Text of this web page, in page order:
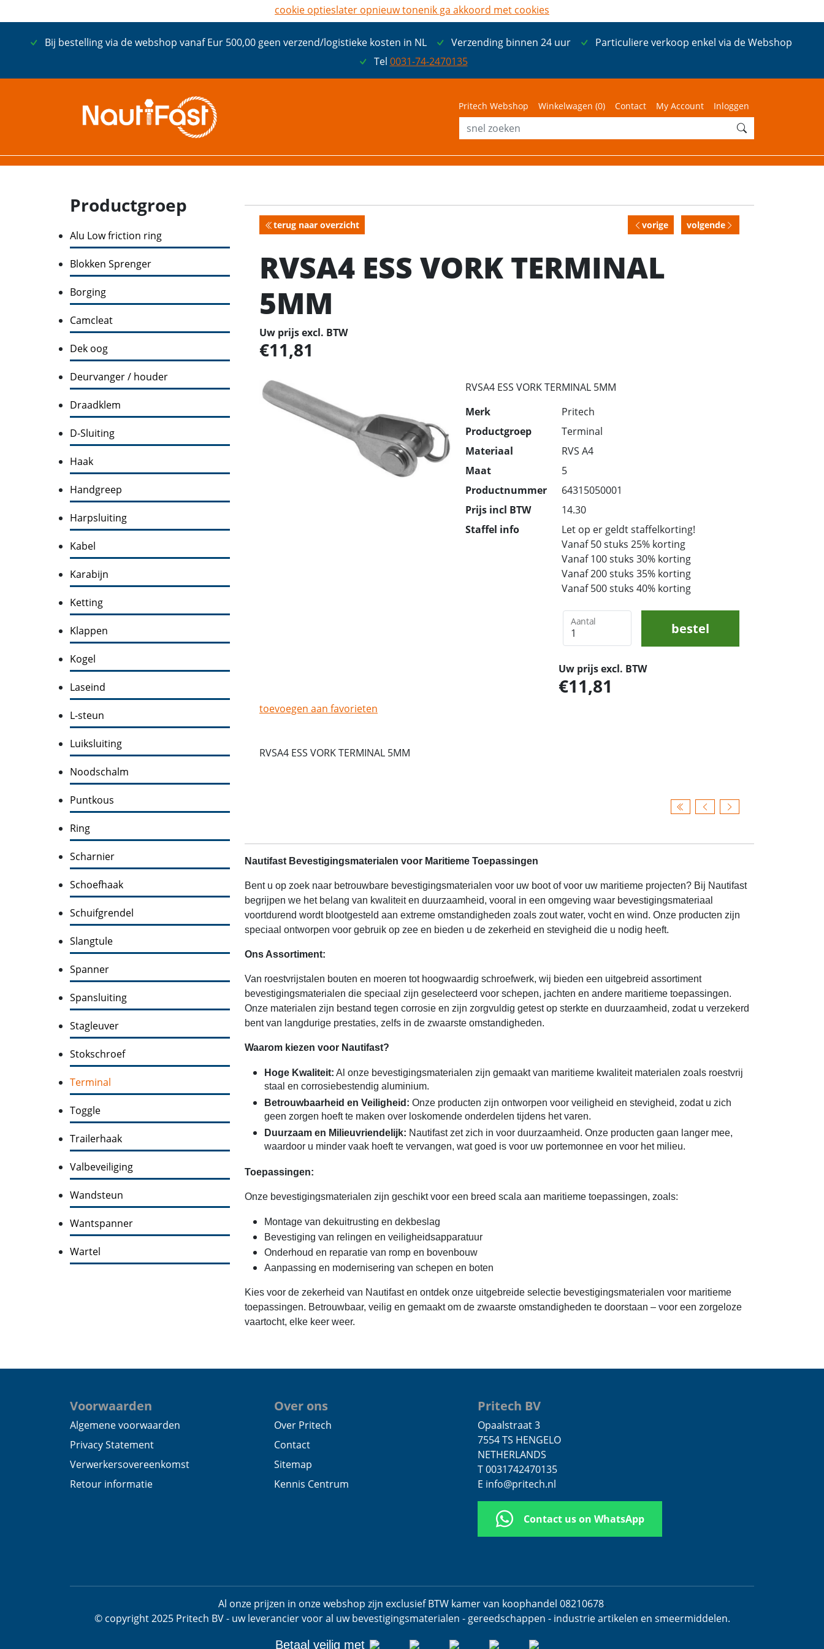
Bij bestelling via de webshop vanaf Eur 500,00 geen verzend/logistieke kosten in NL Verzending binnen 24 uur
Particuliere verkoop enkel via de Webshop
Tel 0031-74-2470135
Pritech Webshop Winkelwagen (0) Contact My Account Inloggen
Productgroep
Alu Low friction ring
Blokken Sprenger
Borging
Camcleat
Dek oog
Deurvanger / houder
Draadklem
D-Sluiting
Haak
Handgreep
Harpsluiting
Kabel
Karabijn
Ketting
Klappen
Kogel
Laseind
L-steun
Luiksluiting
Noodschalm
Puntkous
Ring
Scharnier
Schoefhaak
Schuifgrendel
Slangtule
Spanner
Spansluiting
Stagleuver
Stokschroef
Terminal
Toggle
Trailerhaak
Valbeveiliging
Wandsteun
Wantspanner
Wartel
terug naar overzicht vorige volgende
RVSA4 ESS VORK TERMINAL
5MM
Uw prijs excl. BTW
11,81
RVSA4 ESS VORK TERMINAL 5MM
Merk
Pritech
Productgroep
Terminal
Materiaal
RVS A4
Maat
5
Productnummer
64315050001
Prijs incl BTW
14.30
Staffel info
Let op er geldt staffelkorting!
Vanaf 50 stuks 25% korting
Vanaf 100 stuks 30% korting
Vanaf 200 stuks 35% korting
Vanaf 500 stuks 40% korting
Aantal bestel
Uw prijs excl. BTW
11,81
toevoegen aan favorieten
RVSA4 ESS VORK TERMINAL 5MM
Nautifast Bevestigingsmaterialen voor Maritieme Toepassingen
Bent u op zoek naar betrouwbare bevestigingsmaterialen voor uw boot of voor uw maritieme projecten? Bij Nautifast
begrijpen we het belang van kwaliteit en duurzaamheid, vooral in een omgeving waar bevestigingsmateriaal
voortdurend wordt blootgesteld aan extreme omstandigheden zoals zout water, vocht en wind. Onze producten zijn
speciaal ontworpen voor gebruik op zee en bieden u de zekerheid en stevigheid die u nodig heeft.
Ons Assortiment:
Van roestvrijstalen bouten en moeren tot hoogwaardig schroefwerk, wij bieden een uitgebreid assortiment
bevestigingsmaterialen die speciaal zijn geselecteerd voor schepen, jachten en andere maritieme toepassingen.
Onze materialen zijn bestand tegen corrosie en zijn zorgvuldig getest op sterkte en duurzaamheid, zodat u verzekerd
bent van langdurige prestaties, zelfs in de zwaarste omstandigheden.
Waarom kiezen voor Nautifast?
Hoge Kwaliteit: Al onze bevestigingsmaterialen zijn gemaakt van maritieme kwaliteit materialen zoals roestvrij
staal en corrosiebestendig aluminium.
Betrouwbaarheid en Veiligheid: Onze producten zijn ontworpen voor veiligheid en stevigheid, zodat u zich
geen zorgen hoeft te maken over loskomende onderdelen tijdens het varen.
Duurzaam en Milieuvriendelijk: Nautifast zet zich in voor duurzaamheid. Onze producten gaan langer mee,
waardoor u minder vaak hoeft te vervangen, wat goed is voor uw portemonnee en voor het milieu.
Toepassingen:
Onze bevestigingsmaterialen zijn geschikt voor een breed scala aan maritieme toepassingen, zoals:
Montage van dekuitrusting en dekbeslag
Bevestiging van relingen en veiligheidsapparatuur
Onderhoud en reparatie van romp en bovenbouw
Aanpassing en modernisering van schepen en boten
Kies voor de zekerheid van Nautifast en ontdek onze uitgebreide selectie bevestigingsmaterialen voor maritieme
toepassingen. Betrouwbaar, veilig en gemaakt om de zwaarste omstandigheden te doorstaan – voor een zorgeloze
vaartocht, elke keer weer.
Voorwaarden
Algemene voorwaarden
Privacy Statement
Verwerkersovereenkomst
Retour informatie
Over ons
Over Pritech
Contact
Sitemap
Kennis Centrum
Pritech BV
Opaalstraat 3
7554 TS HENGELO
NETHERLANDS
T 0031742470135
E info@pritech.nl
Contact us on WhatsApp
Al onze prijzen in onze webshop zijn exclusief BTW kamer van koophandel 08210678.
© copyright 2025 Pritech BV - uw leverancier voor al uw bevestigingsmaterialen - gereedschappen - industrie artikelen en smeermiddelen.
Betaal veilig met
cookie optieslater opnieuw tonenik ga akkoord met cookies